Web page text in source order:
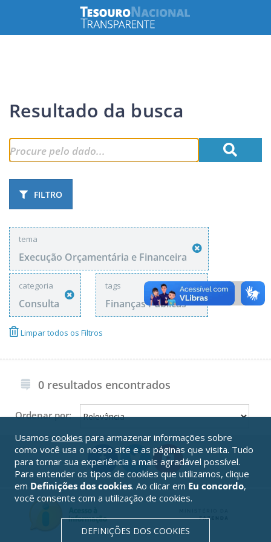
Resultado da busca
FILTRO
tema
Execução Orçamentária e Financeira
categoria
Consulta
tags
Finanças Públicas
Limpar todos os Filtros
0 resultados encontrados
Ordenar por:
Usamos cookies para armazenar informações sobre
como você usa o nosso site e as páginas que visita. Tudo
para tornar sua experiência a mais agradável possível.
Para entender os tipos de cookies que utilizamos, clique
em Definições dos cookies. Ao clicar em Eu concordo,
você consente com a utilização de cookies.
DEFINIÇÕES DOS COOKIES